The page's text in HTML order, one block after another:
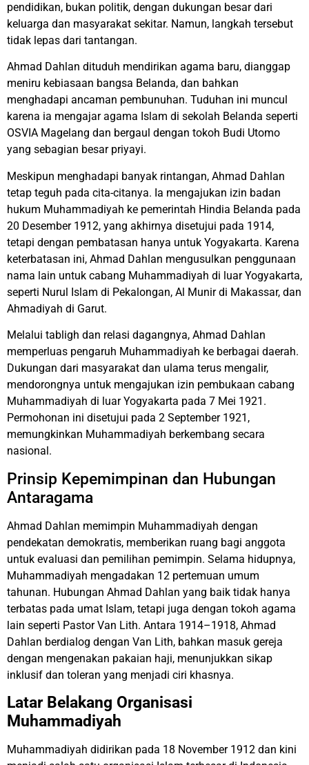
pendidikan, bukan politik, dengan dukungan besar dari
keluarga dan masyarakat sekitar. Namun, langkah tersebut
tidak lepas dari tantangan.
Ahmad Dahlan dituduh mendirikan agama baru, dianggap
meniru kebiasaan bangsa Belanda, dan bahkan
menghadapi ancaman pembunuhan. Tuduhan ini muncul
karena ia mengajar agama Islam di sekolah Belanda seperti
OSVIA Magelang dan bergaul dengan tokoh Budi Utomo
yang sebagian besar priyayi.
Meskipun menghadapi banyak rintangan, Ahmad Dahlan
tetap teguh pada cita-citanya. Ia mengajukan izin badan
hukum Muhammadiyah ke pemerintah Hindia Belanda pada
20 Desember 1912, yang akhirnya disetujui pada 1914,
tetapi dengan pembatasan hanya untuk Yogyakarta. Karena
keterbatasan ini, Ahmad Dahlan mengusulkan penggunaan
nama lain untuk cabang Muhammadiyah di luar Yogyakarta,
seperti Nurul Islam di Pekalongan, Al Munir di Makassar, dan
Ahmadiyah di Garut.
Melalui tabligh dan relasi dagangnya, Ahmad Dahlan
memperluas pengaruh Muhammadiyah ke berbagai daerah.
Dukungan dari masyarakat dan ulama terus mengalir,
mendorongnya untuk mengajukan izin pembukaan cabang
Muhammadiyah di luar Yogyakarta pada 7 Mei 1921.
Permohonan ini disetujui pada 2 September 1921,
memungkinkan Muhammadiyah berkembang secara
nasional.
Prinsip Kepemimpinan dan Hubungan
Antaragama
Ahmad Dahlan memimpin Muhammadiyah dengan
pendekatan demokratis, memberikan ruang bagi anggota
untuk evaluasi dan pemilihan pemimpin. Selama hidupnya,
Muhammadiyah mengadakan 12 pertemuan umum
tahunan. Hubungan Ahmad Dahlan yang baik tidak hanya
terbatas pada umat Islam, tetapi juga dengan tokoh agama
lain seperti Pastor Van Lith. Antara 1914–1918, Ahmad
Dahlan berdialog dengan Van Lith, bahkan masuk gereja
dengan mengenakan pakaian haji, menunjukkan sikap
inklusif dan toleran yang menjadi ciri khasnya.
Latar Belakang Organisasi
Muhammadiyah
Muhammadiyah didirikan pada 18 November 1912 dan kini